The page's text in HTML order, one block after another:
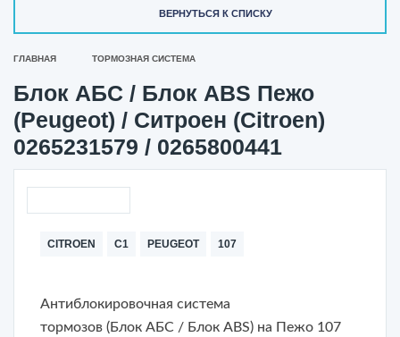
ВЕРНУТЬСЯ К СПИСКУ
ГЛАВНАЯ ТОРМОЗНАЯ СИСТЕМА
Блок АБС / Блок ABS Пежо
(Peugeot) / Ситроен (Citroen)
0265231579 / 0265800441
CITROEN C1 PEUGEOT 107
Антиблокировочная система
тормозов (Блок АБС / Блок ABS) на Пежо 107